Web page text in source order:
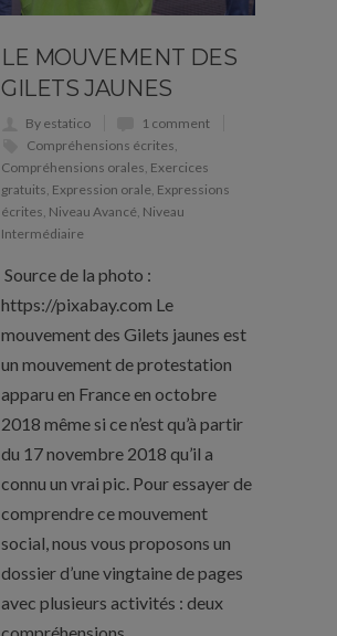
LE MOUVEMENT DES
GILETS JAUNES
By estatico
1 comment
Compréhensions écrites
Compréhensions orales Exercices
gratuits Expression orale Expressions
écrites Niveau Avancé Niveau
Intermédiaire
Source de la photo :
https://pixabay.com Le
mouvement des Gilets jaunes est
un mouvement de protestation
apparu en France en octobre
2018 même si ce n’est qu’à partir
du 17 novembre 2018 qu’il a
connu un vrai pic. Pour essayer de
comprendre ce mouvement
social, nous vous proposons un
dossier d’une vingtaine de pages
avec plusieurs activités : deux
compréhensions